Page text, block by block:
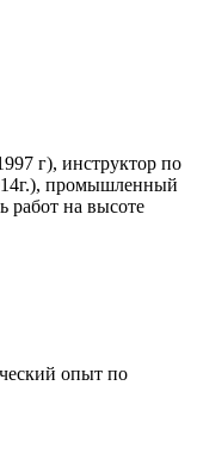
г), инструктор по
промышленный
работ на высоте
опыт по